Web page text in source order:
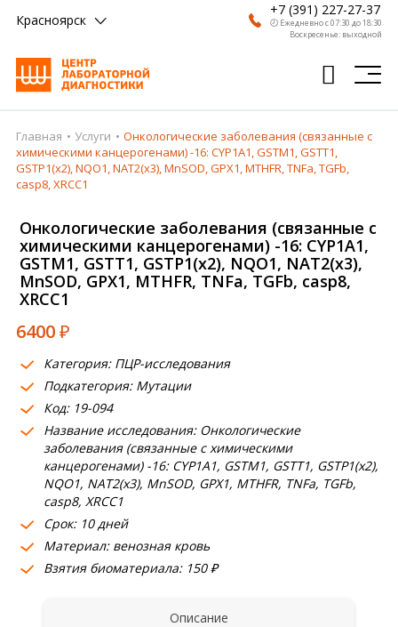
Красноярск
+7 (391) 227-27-37
🕗 Ежедневно с 07:30 до 18:30
Воскресенье: выходной
Главная
Анализы
Получить результат
Пациентам
О компании
Где сдать
Партнерам
Главная Услуги
Онкологические заболевания (связанные с
химическими канцерогенами) -16: CYP1A1, GSTM1, GSTT1,
GSTP1(х2), NQO1, NAT2(х3), MnSOD, GPX1, MTHFR, ТNFa, TGFb,
сasp8, XRCC1
Онкологические заболевания (связанные с
химическими канцерогенами) -16: CYP1A1,
GSTM1, GSTT1, GSTP1(х2), NQO1, NAT2(х3),
MnSOD, GPX1, MTHFR, ТNFa, TGFb, сasp8,
XRCC1
6400₽
Категория: ПЦР-исследования
Подкатегория: Мутации
Код: 19-094
Название исследования: Онкологические
заболевания (связанные с химическими
канцерогенами) -16: CYP1A1, GSTM1, GSTT1, GSTP1(х2),
NQO1, NAT2(х3), MnSOD, GPX1, MTHFR, ТNFa, TGFb,
сasp8, XRCC1
Срок: 10 дней
Материал: венозная кровь
Взятия биоматериала: 150 ₽
Описание